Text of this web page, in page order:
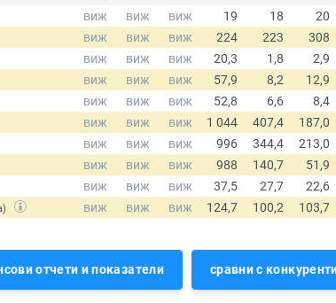
отчети и показатели сравни с